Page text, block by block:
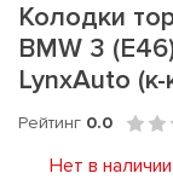
Колодки
BMW 3
LynxAuto (к-
Рейтинг 0.0
Нет в наличии